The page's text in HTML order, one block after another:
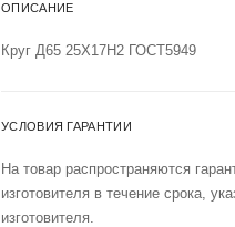
ОПИСАНИЕ
Круг Д65 25Х17Н2 ГОСТ5949
УСЛОВИЯ ГАРАНТИИ
На товар распространяются
изготовителя в течение срока,
изготовителя.